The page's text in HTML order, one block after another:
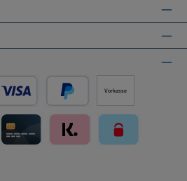
oder Debitkarte über PayPal
Später Bezahlen über PayPal
Vorkasse